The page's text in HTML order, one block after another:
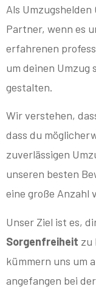
Als
Partner, wenn es
erfahrenen
um deinen Umzug
gestalten.
Wir verstehen,
dass du
zuverlässigen
unseren besten
eine große Anzahl
Unser Ziel ist es,
Sorgenfreiheit zu
kümmern uns um
angefangen bei